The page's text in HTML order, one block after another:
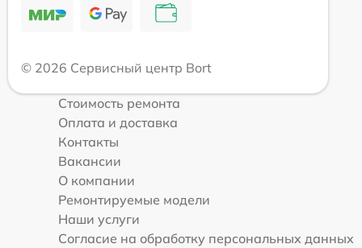
© 2026 Сервисный центр Bort
Стоимость ремонта
Оплата и доставка
Контакты
Вакансии
О компании
Ремонтируемые модели
Наши услуги
Согласие на обработку персональных данных